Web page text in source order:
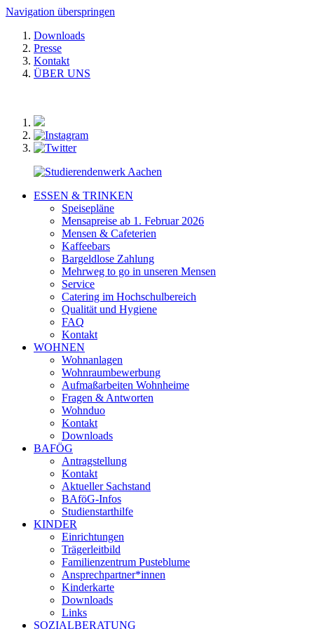
Navigation überspringen
Downloads
Presse
Kontakt
ÜBER UNS
ESSEN & TRINKEN
Speisepläne
Mensapreise ab 1. Februar 2026
Mensen & Cafeterien
Kaffeebars
Bargeldlose Zahlung
Mehrweg to go in unseren Mensen
Service
Catering im Hochschulbereich
Qualität und Hygiene
FAQ
Kontakt
WOHNEN
Wohnanlagen
Wohnraumbewerbung
Aufmaßarbeiten Wohnheime
Fragen & Antworten
Wohnduo
Kontakt
Downloads
BAFÖG
Antragstellung
Kontakt
Aktueller Sachstand
BAföG-Infos
Studienstarthilfe
KINDER
Einrichtungen
Trägerleitbild
Familienzentrum Pusteblume
Ansprechpartner*innen
Kinderkarte
Downloads
Links
SOZIALBERATUNG